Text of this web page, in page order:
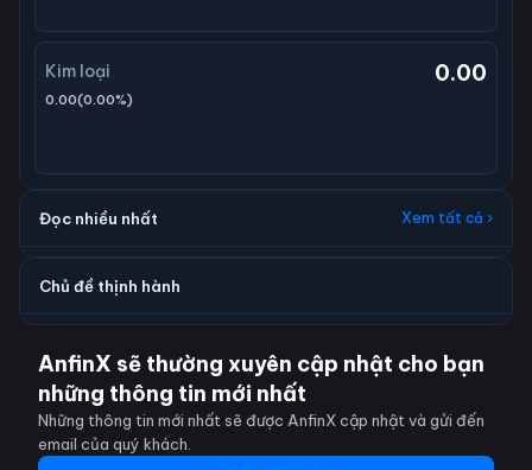
Kim loại 0.00
0.00(0.00%)
Đọc nhiều nhất Xem tất cả ›
Chủ đề thịnh hành
AnfinX sẽ thường xuyên cập nhật cho bạn
những thông tin mới nhất
Những thông tin mới nhất sẽ được AnfinX cập nhật và gửi đến
email của quý khách.